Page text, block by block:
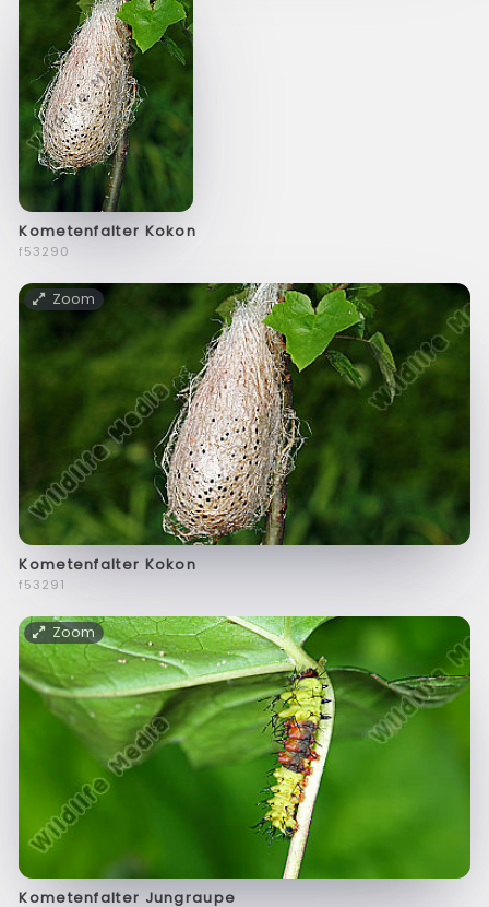
Kometenfalter Kokon
f53290
Zoom
Kometenfalter Kokon
f53291
Zoom
Kometenfalter Jungraupe